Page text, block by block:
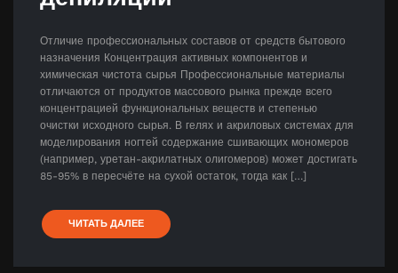
Отличие профессиональных составов от средств бытового
назначения Концентрация активных компонентов и
химическая чистота сырья Профессиональные материалы
отличаются от продуктов массового рынка прежде всего
концентрацией функциональных веществ и степенью
очистки исходного сырья. В гелях и акриловых системах для
моделирования ногтей содержание сшивающих мономеров
(например, уретан-акрилатных олигомеров) может достигать
85-95% в пересчёте на сухой остаток, тогда как […]
ЧИТАТЬ ДАЛЕЕ